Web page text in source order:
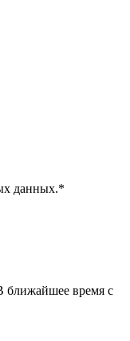
данных.*
ближайшее время с